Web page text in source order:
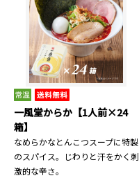
一風堂からか【1人前×24
箱】
なめらかなとんこつスープに特製
のスパイス。じわりと汗をかく刺
激的な辛さ。